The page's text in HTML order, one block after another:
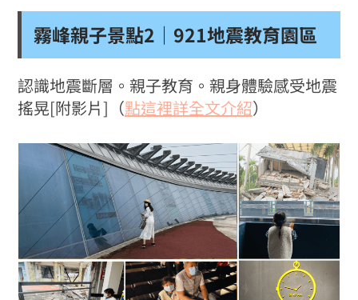
霧峰親子景點2｜921地震教育園區
認識地震斷層。親子教育。親身體驗感受地震
搖晃[附影片]（點這裡詳全文介紹）